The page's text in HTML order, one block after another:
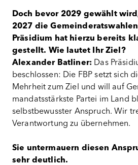
Doch bevor 2029 gewählt
2027 die Gemeinderatswahlen
Präsidium hat hierzu bereits
gestellt. Wie lautet Ihr Ziel?
Alexander Batliner: Das
beschlossen: Die FBP setzt sich
Mehrheit zum Ziel und will auf
mandatsstärkste Partei im Land
selbstbewusster Anspruch. Wir
Verantwortung zu übernehmen.
Sie untermauern diesen
sehr deutlich.